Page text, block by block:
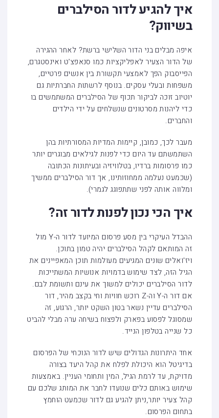
איך להגיע לדור הסילברים
בשיווק?
איפה מבלים בני הדור השלישי ברשת? לאחר ההגירה
של הדור הצעיר לאפליקציות כמו סנאפצ'ט ואינסטגרם,
הפייסבוק הפך לאמצעי תקשורת בין אנשים פרטיים,
משפחות ובעלי עסקים. בנוסף לרשתות החברתיות גם
יוטיוב זוכה לביקור תכוף של הסילברים המשתמשים בו
כדי ליהנות מסרטונים שנשלחים על ידי הילדים
והחברים.
מעבר לכך, כמובן, קיימות המדיות המסורתיות בהן
השתמשתם עד היום כדי לפנות לגילאים מבוגרים יותר
כמו פרסומות ברדיו, בטלוויזיה ובעיתונות הכתובה
(שכמעט נעלמה ממחוזותינו, אך דור הסילברים ממשיך
ומלווה אותה לפני שתתפוגג לגמרי).
איך הכי נכון לפנות לדור זה?
ההבדל העיקרי בין מסע פרסום המיועד לדור ה-Y מול
זה המותאם לקהל הסילברים יהיה טמון בתוכן.
ויז'ואלים שונים המגיעים מעולמות תוכן המאפיינים את
הגיל הזה, לצד שימוש בדמויות אנושיות המשתייכות
לדור הסילברים יכולים למשוך את עינם ותשומת לבם.
אם דור ה-Y וה-Z רוכש חוויות וחי בקצב מהיר, דור
הסילברים עדיין נשאר בטון השקט יותר, הרגוע, זה
שמסוגל לפסוע בפארק ולפצוח בשיחה ערה מבלי להביט
כל שנייה בטלפון הנייד.
אחד היתרונות הגדולים שיש לדור הנוכחי של הפרסום
בדיגיטל הוא היכולת לפלח את קהל היעד בצורה
מדויקת, עד לרמת הגיל, המין ותחומי העניין. באמצעות
שימוש באותם כלים שנועדו לחבר את המותג שלכם עם
קהל צעיר יותר,ניתן להגיע גם לדור שכמעט הוחמץ
בתחום הפרסום.